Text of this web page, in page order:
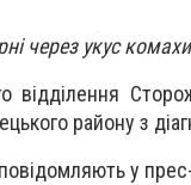
через укус
району з
у